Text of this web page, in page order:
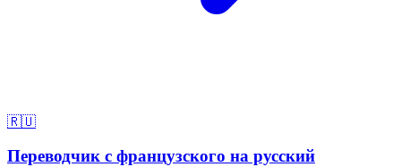
🇷🇺
Переводчик с французского на русский